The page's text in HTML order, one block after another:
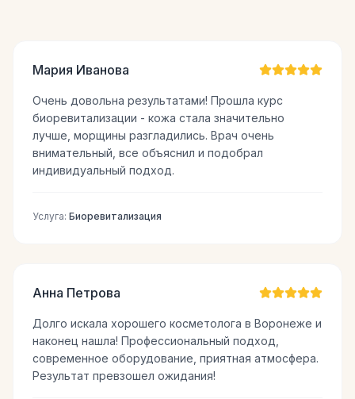
Мария Иванова
Очень довольна результатами! Прошла курс
биоревитализации - кожа стала значительно
лучше, морщины разгладились. Врач очень
внимательный, все объяснил и подобрал
индивидуальный подход.
Услуга: Биоревитализация
Анна Петрова
Долго искала хорошего косметолога в Воронеже и
наконец нашла! Профессиональный подход,
современное оборудование, приятная атмосфера.
Результат превзошел ожидания!